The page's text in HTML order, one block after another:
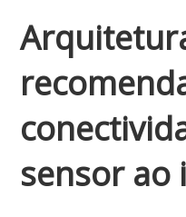
sensor ao